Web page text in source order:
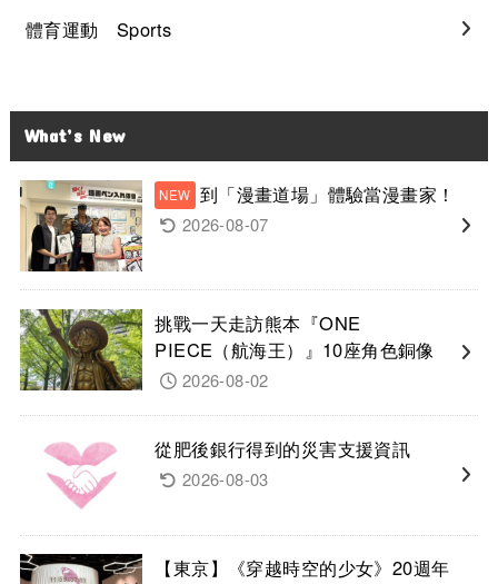
體育運動 Sports
What’s New
到「漫畫道場」體驗當漫畫家！
2026-08-07
挑戰一天走訪熊本『ONE
PIECE（航海王）』10座角色銅像
2026-08-02
從肥後銀行得到的災害支援資訊
2026-08-03
【東京】《穿越時空的少女》20週年